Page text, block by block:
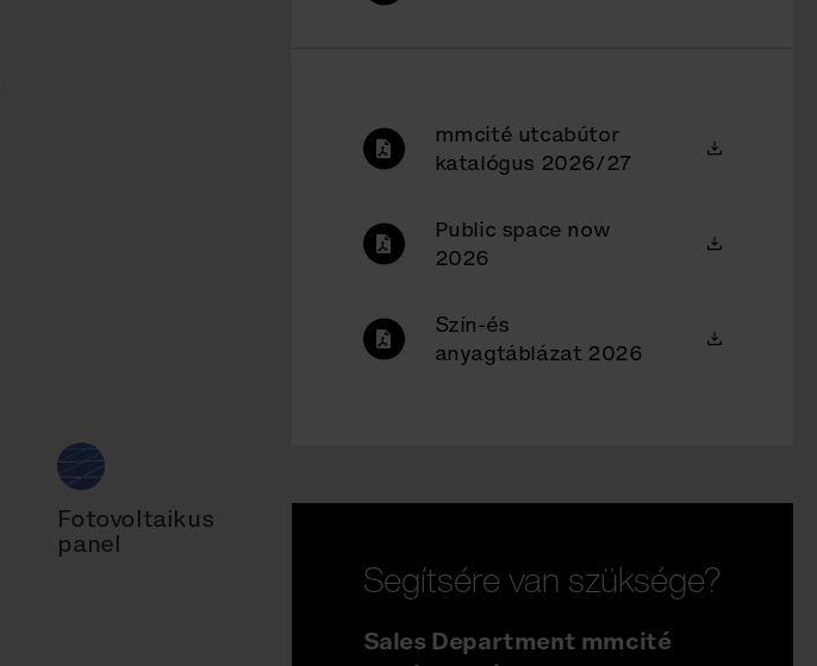
Fotovoltaikus
panel
mmcité utcabútor
katalógus 2026/27
Public space now
2026
Szín-és
anyagtáblázat 2026
Segítsére van szüksége?
Sales Department mmcité